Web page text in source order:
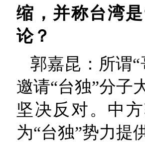
缩，并称台湾
论？
郭嘉昆：所谓
邀请“台独”分子
坚决反对。中
为“台独”势力提